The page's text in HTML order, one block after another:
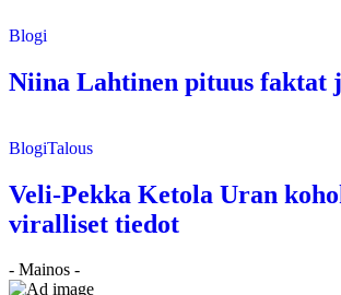
Blogi
Niina Lahtinen pituus faktat
BlogiTalous
Veli-Pekka Ketola Uran
viralliset tiedot
- Mainos -